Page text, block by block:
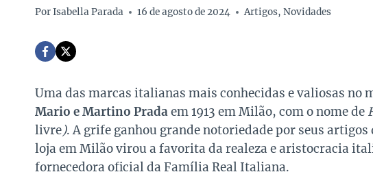
PorIsabella Parada 16 de agosto de 2024 Artigos,Novidades
Uma das marcas italianas mais conhecidas e valiosas no
Mario e Martino Pradaem 1913 em Milão, com o nome de
livre). A grife ganhou grande notoriedade por seus artigos
loja em Milão virou a favorita da realeza e aristocracia
fornecedora oficial da Família Real Italiana.